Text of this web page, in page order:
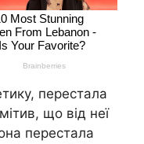
перестала
що від неї
перестала